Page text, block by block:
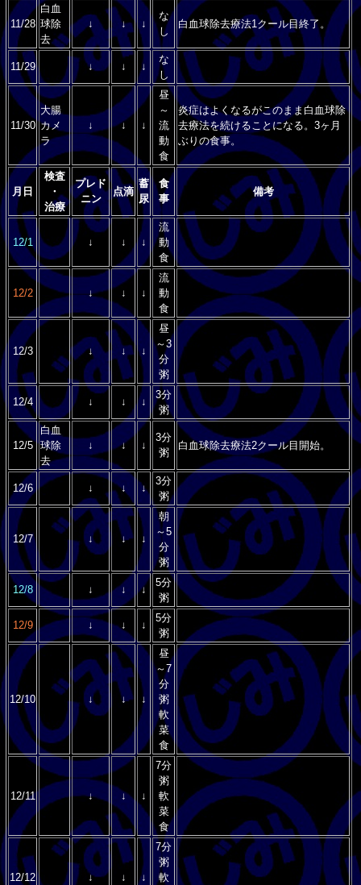
11/28
白血
球除
去
↓ ↓ ↓
な
し
白血球除去療法1クール目終了。
11/29 ↓ ↓ ↓
な
し
11/30
大腸
カメ
ラ
↓ ↓ ↓
昼
～
流
動
食
炎症はよくなるがこのまま白血球除
去療法を続けることになる。3ヶ月
ぶりの食事。
月日
検査
・
治療
プレド
ニン
点滴
蓄
尿
食
事
備考
12/1 ↓ ↓ ↓
流
動
食
12/2 ↓ ↓ ↓
流
動
食
12/3 ↓ ↓ ↓
昼
～3
分
粥
12/4 ↓ ↓ ↓
3分
粥
12/5
白血
球除
去
↓ ↓ ↓
3分
粥
白血球除去療法2クール目開始。
12/6 ↓ ↓ ↓
3分
粥
12/7 ↓ ↓ ↓
朝
～5
分
粥
12/8 ↓ ↓ ↓
5分
粥
12/9 ↓ ↓ ↓
5分
粥
12/10 ↓ ↓ ↓
昼
～7
分
粥
軟
菜
食
12/11 ↓ ↓ ↓
7分
粥
軟
菜
食
12/12 ↓ ↓ ↓
7分
粥
軟